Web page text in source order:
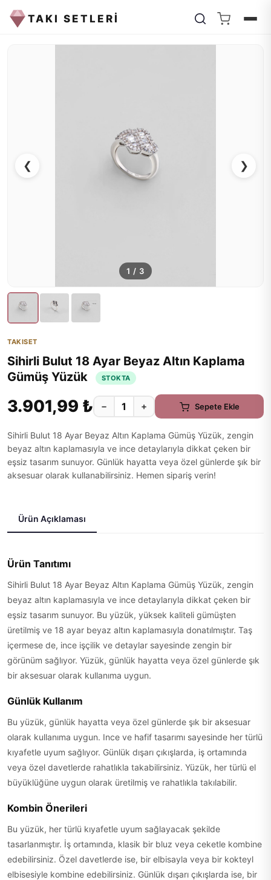
TAKI SETLERİ
❮ ❯
1 / 3
TAKISET
Sihirli Bulut 18 Ayar Beyaz Altın Kaplama
Gümüş Yüzük
STOKTA
3.901,99 ₺ − + Sepete Ekle
Sihirli Bulut 18 Ayar Beyaz Altın Kaplama Gümüş Yüzük, zengin
beyaz altın kaplamasıyla ve ince detaylarıyla dikkat çeken bir
eşsiz tasarım sunuyor. Günlük hayatta veya özel günlerde şık bir
aksesuar olarak kullanabilirsiniz. Hemen sipariş verin!
Ürün Açıklaması
Ürün Tanıtımı
Sihirli Bulut 18 Ayar Beyaz Altın Kaplama Gümüş Yüzük, zengin
beyaz altın kaplamasıyla ve ince detaylarıyla dikkat çeken bir
eşsiz tasarım sunuyor. Bu yüzük, yüksek kaliteli gümüşten
üretilmiş ve 18 ayar beyaz altın kaplamasıyla donatılmıştır. Taş
içermese de, ince işçilik ve detaylar sayesinde zengin bir
görünüm sağlıyor. Yüzük, günlük hayatta veya özel günlerde şık
bir aksesuar olarak kullanıma uygun.
Günlük Kullanım
Bu yüzük, günlük hayatta veya özel günlerde şık bir aksesuar
olarak kullanıma uygun. Ince ve hafif tasarımı sayesinde her türlü
kıyafetle uyum sağlıyor. Günlük dışarı çıkışlarda, iş ortamında
veya özel davetlerde rahatlıkla takabilirsiniz. Yüzük, her türlü el
büyüklüğüne uygun olarak üretilmiş ve rahatlıkla takılabilir.
Kombin Önerileri
Bu yüzük, her türlü kıyafetle uyum sağlayacak şekilde
tasarlanmıştır. İş ortamında, klasik bir bluz veya ceketle kombine
edebilirsiniz. Özel davetlerde ise, bir elbisayla veya bir kokteyl
elbisesiyle kombine edebilirsiniz. Günlük dışarı çıkışlarda ise, bir